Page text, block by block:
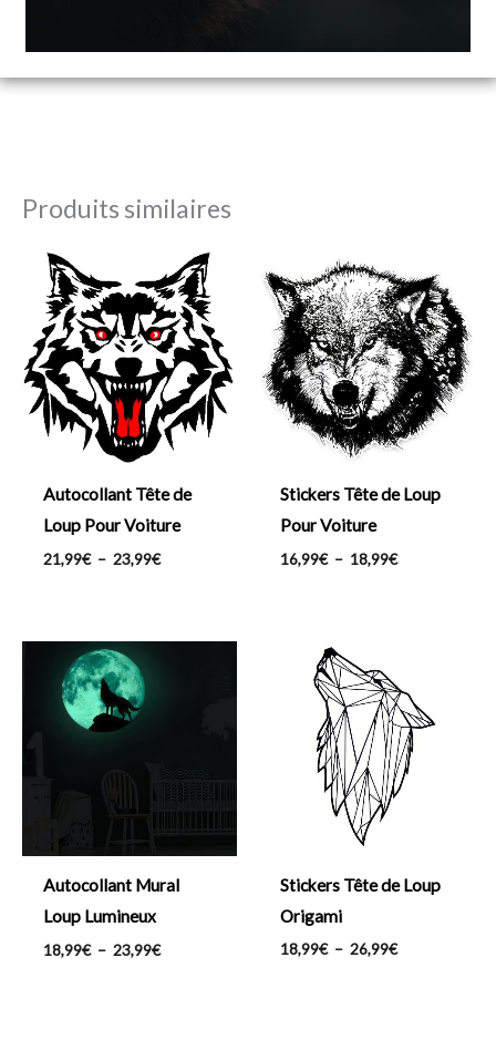
Produits similaires
Autocollant Tête de
Loup Pour Voiture
21,99€ – 23,99€
Plage
de
prix :
21,99€
à
23,99€
Stickers Tête de Loup
Pour Voiture
16,99€ – 18,99€
de
prix :
16,99€
à
18,99€
Autocollant Mural
Loup Lumineux
18,99€ – 23,99€
Stickers Tête de Loup
Origami
18,99€ – 26,99€
prix :
18,99€
à
26,99€